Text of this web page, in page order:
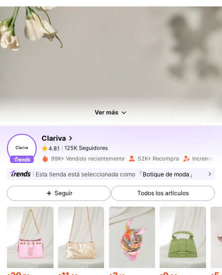
Ver más
Clariva
125K Seguidores
4.81
125K Seguidores
b***4
Hace 17 horas
4.81 125K Seguidores
125K Seguidores
125K Seguidores
99K+ Vendido recientemente 52K+ Recompra
Esta tienda está seleccionada como 「Botique de moda」
Seguir Todos los artículos